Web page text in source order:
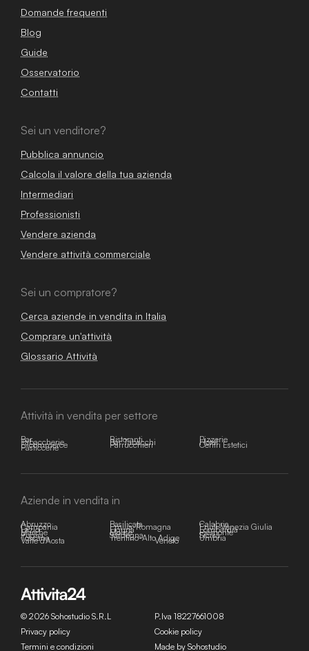
Domande frequenti
Blog
Guide
Osservatorio
Contatti
Sei un venditore?
Pubblica annuncio
Calcola il valore della tua azienda
Intermediari
Professionisti
Vendere azienda
Vendere attività commerciale
Sei un compratore?
Cerca aziende in vendita in Italia
Comprare un'attività
Glossario Attività
Attività in vendita per settore
Bar Ristoranti Pizzerie
Tabaccherie Bar Tabacchi Hotel
E-commerce Parrucchieri Centri Estetici
Pasticcerie
Aziende in vendita in
Abruzzo Basilicata Calabria
Campania Emilia-Romagna Friuli-Venezia Giulia
Lazio Liguria Lombardia
Marche Molise Piemonte
Puglia Sardegna Sicilia
Toscana Trentino-Alto Adige Umbria
Valle d'Aosta Veneto
© 2026 Sohostudio S.R.L
P.Iva 18227661008
Privacy policy
Cookie policy
Termini e condizioni
Made by Sohostudio